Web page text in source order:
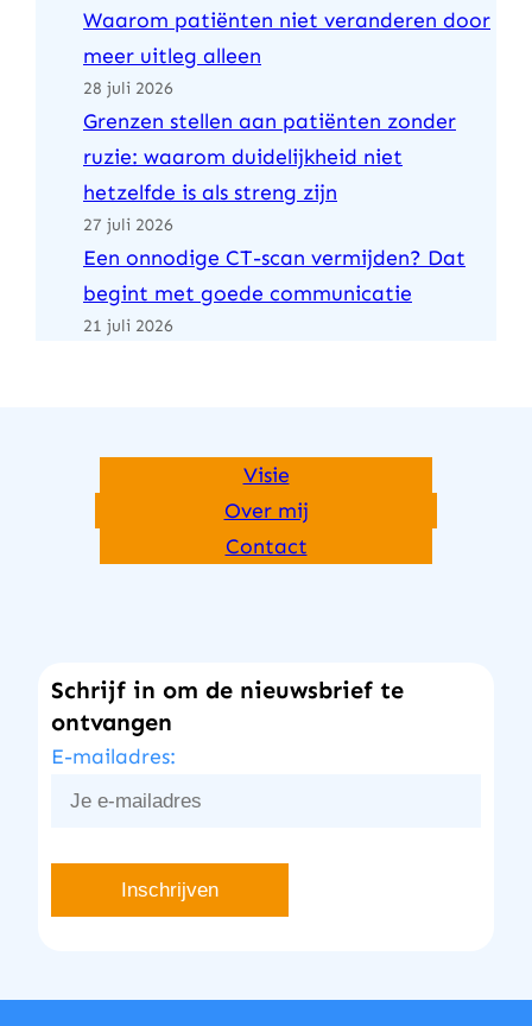
Waarom patiënten niet veranderen door
meer uitleg alleen
28 juli 2026
Grenzen stellen aan patiënten zonder
ruzie: waarom duidelijkheid niet
hetzelfde is als streng zijn
27 juli 2026
Een onnodige CT-scan vermijden? Dat
begint met goede communicatie
21 juli 2026
Visie
Over mij
Contact
Schrijf in om de nieuwsbrief te
ontvangen
E-mailadres: